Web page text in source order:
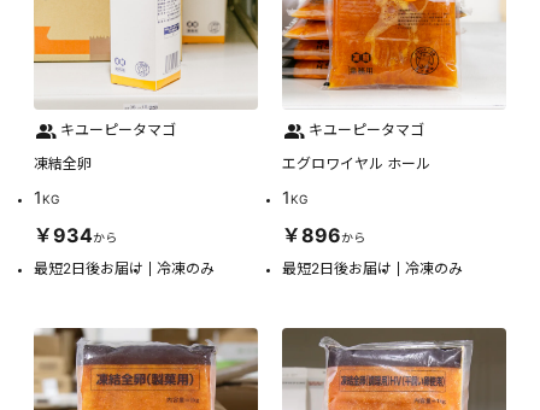
キユーピータマゴ
凍結全卵
1KG
￥934から
最短2日後お届け 冷凍のみ
キユーピータマゴ
エグロワイヤル ホール
1KG
￥896から
最短2日後お届け 冷凍のみ